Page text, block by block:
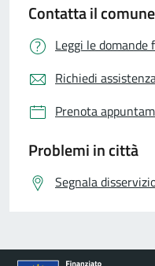
Contatta il comune
Leggi le domande
Richiedi
Prenota
Problemi in città
Segnala